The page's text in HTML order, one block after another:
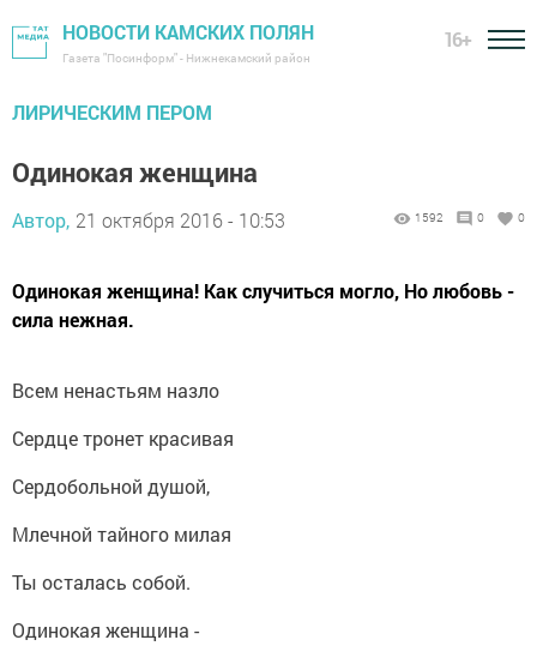
НОВОСТИ КАМСКИХ ПОЛЯН
Газета "Посинформ" - Нижнекамский район
16+
ЛИРИЧЕСКИМ ПЕРОМ
Одинокая женщина
Автор, 21 октября 2016 - 10:53 1592 0 0
Одинокая женщина! Как случиться могло, Но любовь -
сила нежная.
Всем ненастьям назло
Сердце тронет красивая
Сердобольной душой,
Млечной тайного милая
Ты осталась собой.
Одинокая женщина -